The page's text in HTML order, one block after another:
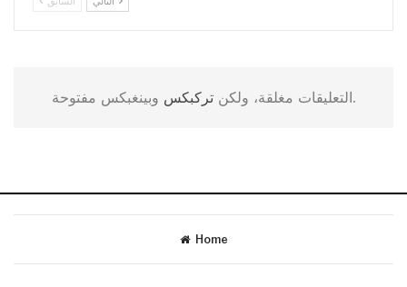
التعليقات مغلقة، ولكنتركبكس وبينغبكس مفتوحة.
Home